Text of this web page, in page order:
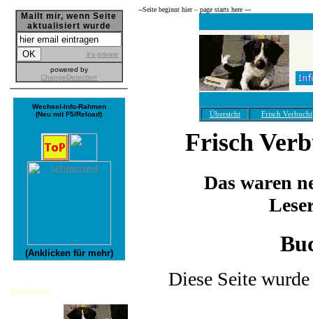
Mailt mir, wenn Seite
aktualisiert wurde
it's private
powered by
ChangeDetection
Wechsel-Info-Rahmen
(Neu mit F5/Reload)
(Anklicken für mehr)
Bücherbar
--­Seite beginnt hier – page starts here ---
Übersicht Frisch Verbucht
Frisch
Das waren
Diese Seite